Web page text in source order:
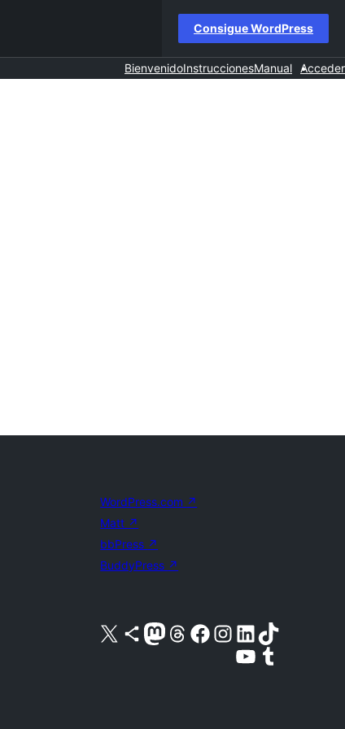
Consigue WordPress
BienvenidoInstruccionesManual Acceder
WordPress.com ↗
Matt ↗
bbPress ↗
BuddyPress ↗
Visita nuestra cuenta de X (anteriormente Twitter)
Visita nuestra cuenta de Bluesky
Visita nuestra cuenta de Mastodon
Visita nuestra cuenta de Threads
Visita nuestra página de Facebook
Visita nuestra cuenta de Instagram
Visita nuestra cuenta de LinkedIn
Visita nuestra cuenta de TikTok
Visita nuestro canal de YouTube
Visita nuestra cuenta de Tumblr